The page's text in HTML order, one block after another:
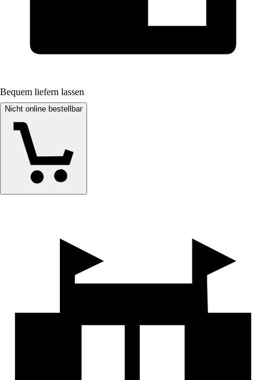
Bequem liefern lassen
Nicht online bestellbar